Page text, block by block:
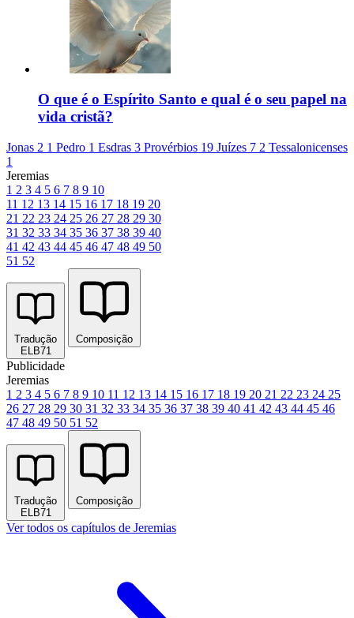
O que é o Espírito Santo e qual é o seu papel na
vida cristã?
Jonas 2 1 Pedro 1 Esdras 3 Provérbios 19 Juízes 7 2 Tessalonicenses
1
Jeremias
1 2 3 4 5 6 7 8 9 10
11 12 13 14 15 16 17 18 19 20
21 22 23 24 25 26 27 28 29 30
31 32 33 34 35 36 37 38 39 40
41 42 43 44 45 46 47 48 49 50
51 52
Tradução
ELB71
Composição
Publicidade
Jeremias
1 2 3 4 5 6 7 8 9 10 11 12 13 14 15 16 17 18 19 20 21 22 23 24 25
26 27 28 29 30 31 32 33 34 35 36 37 38 39 40 41 42 43 44 45 46
47 48 49 50 51 52
Tradução
ELB71
Composição
Ver todos os capítulos de Jeremias